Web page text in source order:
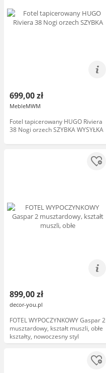
699,00 zł
MebleMWM
Fotel tapicerowany HUGO Riviera
38 Nogi orzech SZYBKA WYSYŁKA
899,00 zł
decor-you.pl
FOTEL WYPOCZYNKOWY Gaspar 2
musztardowy, kształt muszli, obłe
kształty, nowoczesny styl